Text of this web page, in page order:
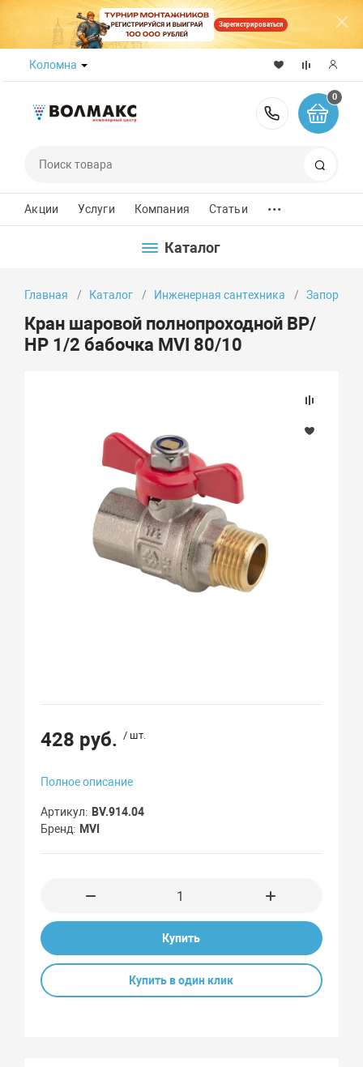
Зарегистрироваться
Коломна
8 (800)
0
Акции Услуги Компания Статьи ...
Каталог
Главная Каталог Инженерная сантехника Запорно-
Кран шаровой полнопроходной ВР/
НР 1/2 бабочка MVI 80/10
428 руб. / шт.
Полное описание
Артикул
BV.914.04
Бренд
MVI
Купить
Купить в один клик